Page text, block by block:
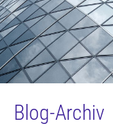
Blog-Archiv